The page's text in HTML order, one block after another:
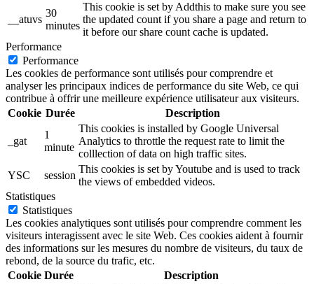
__atuvs
30
minutes
This cookie is set by Addthis to make sure you see
the updated count if you share a page and return to
it before our share count cache is updated.
Performance
Performance
Les cookies de performance sont utilisés pour comprendre et
analyser les principaux indices de performance du site Web, ce qui
contribue à offrir une meilleure expérience utilisateur aux visiteurs.
Cookie Durée Description
_gat
1
minute
This cookies is installed by Google Universal
Analytics to throttle the request rate to limit the
colllection of data on high traffic sites.
YSC
session
This cookies is set by Youtube and is used to track
the views of embedded videos.
Statistiques
Statistiques
Les cookies analytiques sont utilisés pour comprendre comment les
visiteurs interagissent avec le site Web. Ces cookies aident à fournir
des informations sur les mesures du nombre de visiteurs, du taux de
rebond, de la source du trafic, etc.
Cookie Durée Description